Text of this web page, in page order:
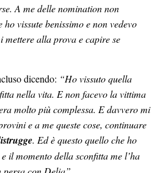
A me delle nomination non
vissute benissimo e non vedevo
alla prova e capire se
dicendo: “Ho vissuto quella
nella vita. E non facevo la vittima
molto più complessa. E davvero mi
e a me queste cose, continuare
. Ed è questo quello che ho
il momento della sconfitta me l’ha